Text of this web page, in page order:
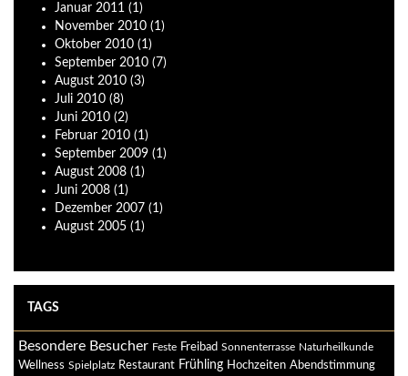
Januar 2011 (1)
November 2010 (1)
Oktober 2010 (1)
September 2010 (7)
August 2010 (3)
Juli 2010 (8)
Juni 2010 (2)
Februar 2010 (1)
September 2009 (1)
August 2008 (1)
Juni 2008 (1)
Dezember 2007 (1)
August 2005 (1)
TAGS
Besondere Besucher Feste Freibad Sonnenterrasse Naturheilkunde
Wellness Spielplatz Restaurant Frühling Hochzeiten Abendstimmung